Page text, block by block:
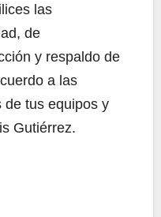
las
de
y respaldo de
a las
de tus equipos y
Gutiérrez.